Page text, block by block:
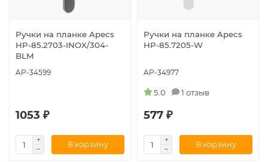
Ручки на планке Apecs
HP-85.2703-INOX/304-
BLM
AP-34599
1053 ₽
В корзину
Ручки на планке Apecs
HP-85.7205-W
AP-34977
5.0 1 отзыв
577 ₽
В корзину